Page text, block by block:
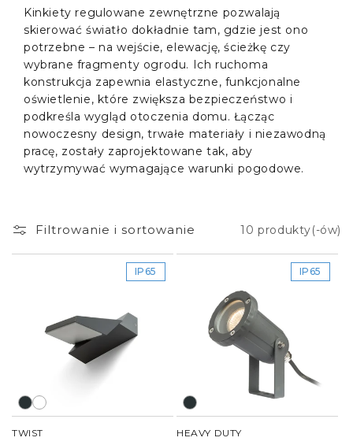
Kinkiety regulowane zewnętrzne pozwalają
skierować światło dokładnie tam, gdzie jest ono
potrzebne – na wejście, elewację, ścieżkę czy
wybrane fragmenty ogrodu. Ich ruchoma
konstrukcja zapewnia elastyczne, funkcjonalne
oświetlenie, które zwiększa bezpieczeństwo i
podkreśla wygląd otoczenia domu. Łącząc
nowoczesny design, trwałe materiały i niezawodną
pracę, zostały zaprojektowane tak, aby
wytrzymywać wymagające warunki pogodowe.
Filtrowanie i sortowanie 10 produkty(-ów)
IP65
TWIST
IP65
HEAVY DUTY